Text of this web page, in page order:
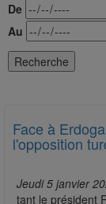
De
Au
Face à
l'opposition
Jeudi 5 janvier
tant le président